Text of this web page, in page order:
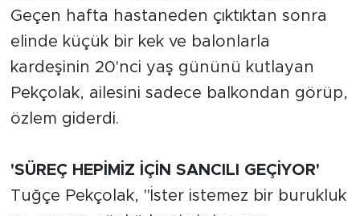
Geçen hafta hastaneden çıktıktan sonra
elinde küçük bir kek ve balonlarla
kardeşinin 20'nci yaş gününü kutlayan
Pekçolak, ailesini sadece balkondan görüp,
özlem giderdi.
'SÜREÇ HEPİMİZ İÇİN SANCILI GEÇİYOR'
Tuğçe Pekçolak, "İster istemez bir burukluk